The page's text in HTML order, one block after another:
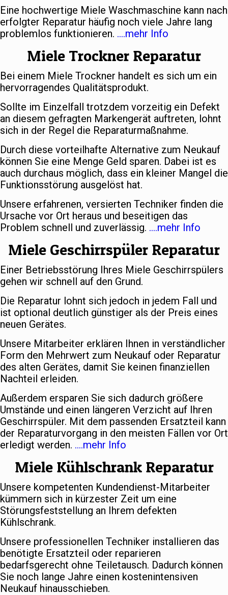
Eine hochwertige Miele Waschmaschine kann nach
erfolgter Reparatur häufig noch viele Jahre lang
problemlos funktionieren. ….mehr Info
Miele Trockner Reparatur
Bei einem Miele Trockner handelt es sich um ein
hervorragendes Qualitätsprodukt.
Sollte im Einzelfall trotzdem vorzeitig ein Defekt
an diesem gefragten Markengerät auftreten, lohnt
sich in der Regel die Reparaturmaßnahme.
Durch diese vorteilhafte Alternative zum Neukauf
können Sie eine Menge Geld sparen. Dabei ist es
auch durchaus möglich, dass ein kleiner Mangel die
Funktionsstörung ausgelöst hat.
Unsere erfahrenen, versierten Techniker finden die
Ursache vor Ort heraus und beseitigen das
Problem schnell und zuverlässig. ….mehr Info
Miele Geschirrspüler Reparatur
Einer Betriebsstörung Ihres Miele Geschirrspülers
gehen wir schnell auf den Grund.
Die Reparatur lohnt sich jedoch in jedem Fall und
ist optional deutlich günstiger als der Preis eines
neuen Gerätes.
Unsere Mitarbeiter erklären Ihnen in verständlicher
Form den Mehrwert zum Neukauf oder Reparatur
des alten Gerätes, damit Sie keinen finanziellen
Nachteil erleiden.
Außerdem ersparen Sie sich dadurch größere
Umstände und einen längeren Verzicht auf Ihren
Geschirrspüler. Mit dem passenden Ersatzteil kann
der Reparaturvorgang in den meisten Fällen vor Ort
erledigt werden. ….mehr Info
Miele Kühlschrank Reparatur
Unsere kompetenten Kundendienst-Mitarbeiter
kümmern sich in kürzester Zeit um eine
Störungsfeststellung an Ihrem defekten
Kühlschrank.
Unsere professionellen Techniker installieren das
benötigte Ersatzteil oder reparieren
bedarfsgerecht ohne Teiletausch. Dadurch können
Sie noch lange Jahre einen kostenintensiven
Neukauf hinausschieben.